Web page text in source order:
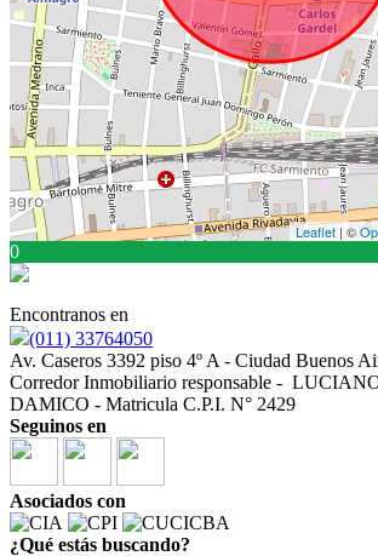
Leaflet | ©
0
Encontranos en
(011) 33764050
Av. Caseros 3392 piso 4º A - Ciudad Buenos
Corredor Inmobiliario responsable -
DAMICO - Matricula C.P.I. N° 2429
Seguinos en
Asociados con
¿Qué estás buscando?